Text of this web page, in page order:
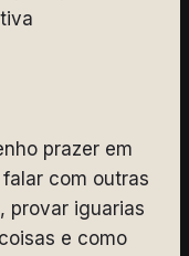
prazer em
com outras
provar iguarias
e como